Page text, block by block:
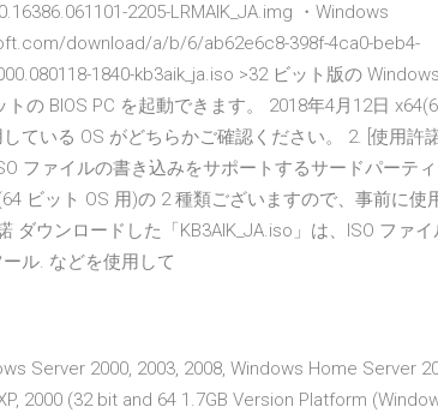
2205-LRMAIK_JA.img ・Windows
download/a/b/6/ab62e6c8-398f-4ca0-beb4-
1840-kb3aik_ja.iso >32 ビット版の
トの BIOS PC を起動できます。 2018年4月12日
ている OS がどちらかご確認ください。 2. [使用許
ファイルの書き込みをサポートするサードパーテ
ビット OS 用)の 2 種類ございますので、事前に使
ダウンロードした「KB3AIK_JA.iso」は、ISO ファ
ル. などを使用して
Server 2000, 2003, 2008, Windows Home Server
2000 (32 bit and 64 1.7GB Version Platform